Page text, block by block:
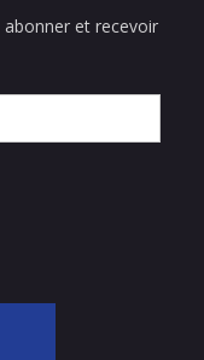
et recevoir